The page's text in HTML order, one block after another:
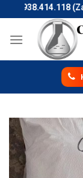
to
content
0938.414.118